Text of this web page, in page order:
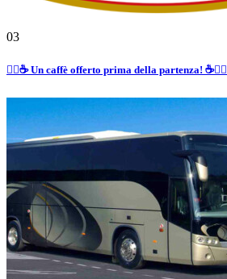
03
🏃‍♂️☕ Un caffè offerto prima della partenza! ☕🏃‍♀️